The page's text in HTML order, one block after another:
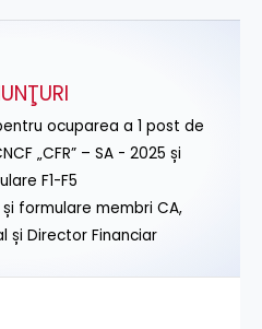
ocuparea a 1 post de
„CFR” – SA - 2025 și
F1-F5
formulare membri CA,
și Director Financiar